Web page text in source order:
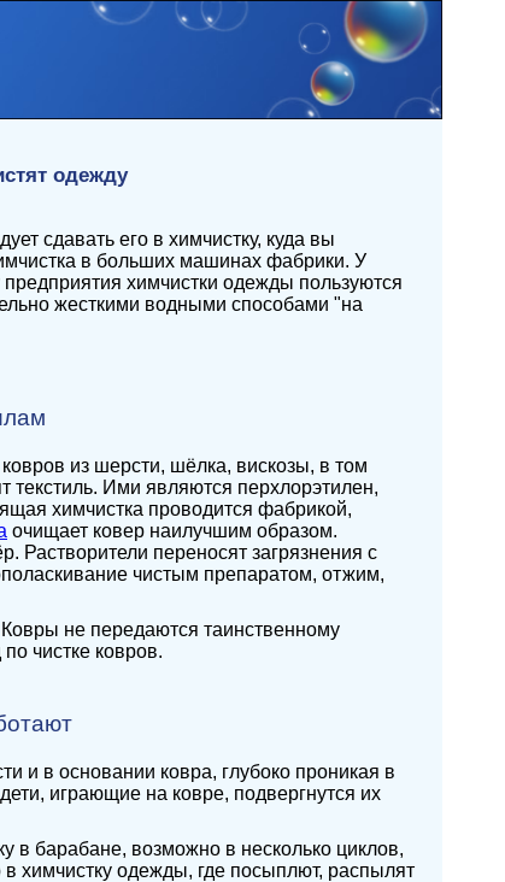
одежду
сдавать его в химчистку, куда вы
в больших машинах фабрики. У
химчистки одежды пользуются
жесткими водными способами "на
из шерсти, шёлка, вискозы, в том
текстиль. Ими являются перхлорэтилен,
химчистка проводится фабрикой,
очищает ковер наилучшим образом.
Растворители переносят загрязнения с
чистым препаратом, отжим,
не передаются таинственному
чистке ковров.
и в основании ковра, глубоко проникая в
играющие на ковре, подвергнутся их
в барабане, возможно в несколько циклов,
химчистку одежды, где посыплют, распылят